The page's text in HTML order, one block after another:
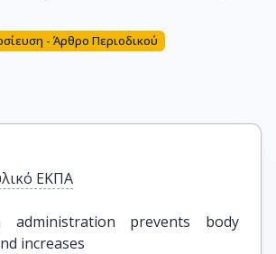
- Άρθρο Περιοδικού
ΕΚΠΑ
administration prevents body
increases